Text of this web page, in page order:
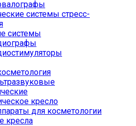
системы стресс-
системы
кресло
для косметологии
кресла